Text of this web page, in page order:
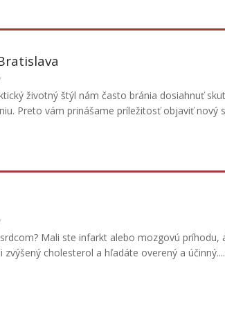
životný štýl nám často bránia dosiahnuť
Preto vám prinášame príležitosť objaviť nový
Mali ste infarkt alebo mozgovú príhodu,
zvýšený cholesterol a hľadáte overený a